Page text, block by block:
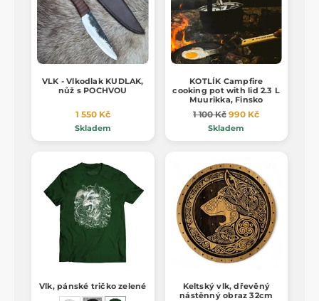
VLK - Vlkodlak KUDLAK,
nůž s POCHVOU
1 550 Kč
Skladem
KOTLÍK Campfire
cooking pot with lid 2.3 L
Muurikka, Finsko
1 100 Kč 990 Kč
Skladem
Vlk, pánské tričko zelené
Keltský vlk, dřevěný
nástěnný obraz 32cm